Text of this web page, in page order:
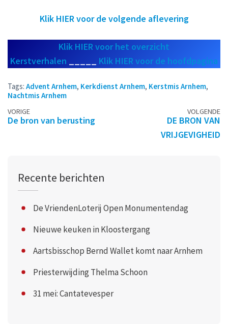
Klik HIER voor de volgende aflevering
Klik HIER voor het overzicht
Kerstverhalen
Klik HIER voor de hoofdpagina
Tags: Advent Arnhem, Kerkdienst Arnhem, Kerstmis Arnhem,
Nachtmis Arnhem
Berichtennavigatie
VORIGE
De bron van berusting
VOLGENDE
DE BRON VAN
VRIJGEVIGHEID
Recente berichten
De VriendenLoterij Open Monumentendag
Nieuwe keuken in Kloostergang
Aartsbisschop Bernd Wallet komt naar Arnhem
Priesterwijding Thelma Schoon
31 mei: Cantatevesper